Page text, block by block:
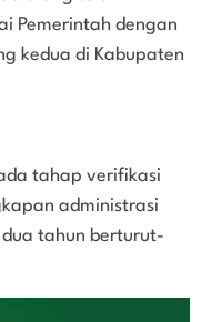
Pemerintah dengan
kedua di Kabupaten
tahap verifikasi
administrasi
tahun berturut-